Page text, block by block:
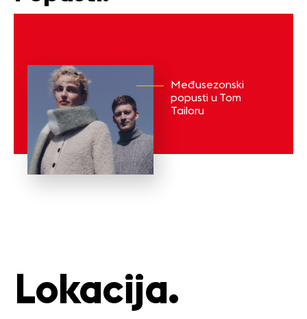
Međusezonski
popusti u Tom
Tailoru
Lokacija.